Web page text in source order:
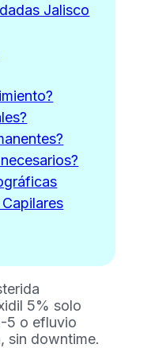
Jalisco
5% solo
5 o efluvio
sin downtime.